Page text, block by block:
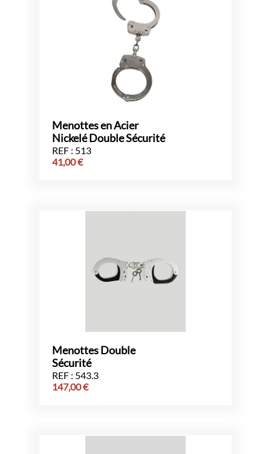
Menottes en Acier
Nickelé Double Sécurité
REF : 513
41,00€
Menottes Double
Sécurité
REF : 543.3
147,00€